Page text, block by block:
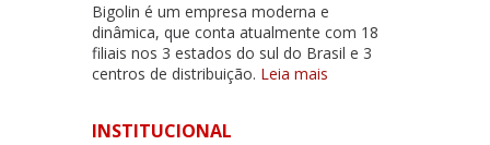
Bigolin é um empresa moderna e
dinâmica, que conta atualmente com 18
filiais nos 3 estados do sul do Brasil e 3
centros de distribuição. Leia mais
INSTITUCIONAL